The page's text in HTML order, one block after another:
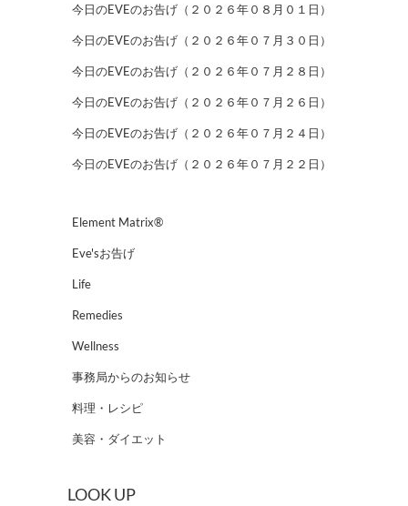
今日のEVEのお告げ（２０２６年０８月０１日）
今日のEVEのお告げ（２０２６年０７月３０日）
今日のEVEのお告げ（２０２６年０７月２８日）
今日のEVEのお告げ（２０２６年０７月２６日）
今日のEVEのお告げ（２０２６年０７月２４日）
今日のEVEのお告げ（２０２６年０７月２２日）
Element Matrix®
Eve'sお告げ
Life
Remedies
Wellness
事務局からのお知らせ
料理・レシピ
美容・ダイエット
LOOK UP